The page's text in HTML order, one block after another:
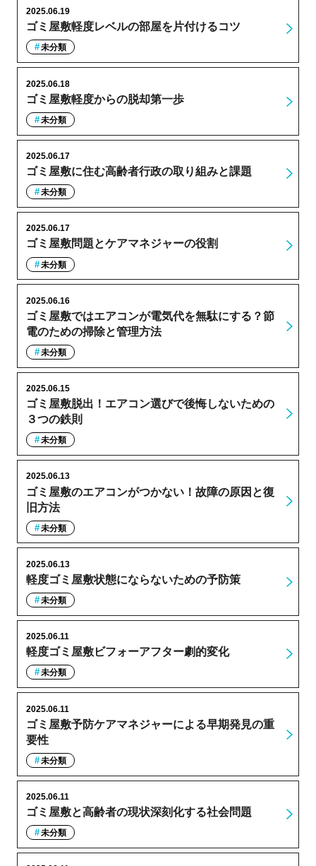
ゴミ屋敷軽度レベルの部屋を片付けるコツ
2025.06.19
未分類
ゴミ屋敷軽度からの脱却第一歩
2025.06.18
未分類
ゴミ屋敷に住む高齢者行政の取り組みと課題
2025.06.17
未分類
ゴミ屋敷問題とケアマネジャーの役割
2025.06.17
未分類
ゴミ屋敷ではエアコンが電気代を無駄にする？節
電のための掃除と管理方法
2025.06.16
未分類
ゴミ屋敷脱出！エアコン選びで後悔しないための
３つの鉄則
2025.06.15
未分類
ゴミ屋敷のエアコンがつかない！故障の原因と復
旧方法
2025.06.13
未分類
軽度ゴミ屋敷状態にならないための予防策
2025.06.13
未分類
軽度ゴミ屋敷ビフォーアフター劇的変化
2025.06.11
未分類
ゴミ屋敷予防ケアマネジャーによる早期発見の重
要性
2025.06.11
未分類
ゴミ屋敷と高齢者の現状深刻化する社会問題
2025.06.11
未分類